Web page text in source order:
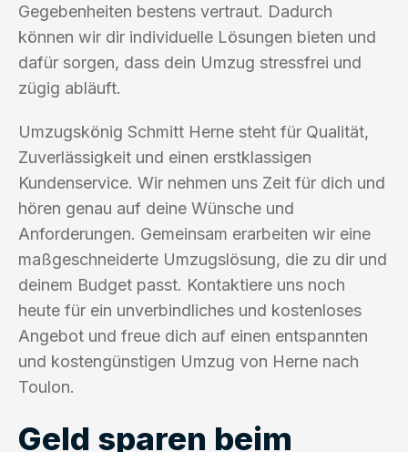
Gegebenheiten bestens vertraut. Dadurch
können wir dir individuelle Lösungen bieten und
dafür sorgen, dass dein Umzug stressfrei und
zügig abläuft.
Umzugskönig Schmitt Herne steht für Qualität,
Zuverlässigkeit und einen erstklassigen
Kundenservice. Wir nehmen uns Zeit für dich und
hören genau auf deine Wünsche und
Anforderungen. Gemeinsam erarbeiten wir eine
maßgeschneiderte Umzugslösung, die zu dir und
deinem Budget passt. Kontaktiere uns noch
heute für ein unverbindliches und kostenloses
Angebot und freue dich auf einen entspannten
und kostengünstigen Umzug von Herne nach
Toulon.
Geld sparen beim